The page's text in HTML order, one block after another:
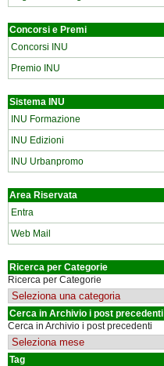
Concorsi e Premi
Concorsi INU
Premio INU
Sistema INU
INU Formazione
INU Edizioni
INU Urbanpromo
Area Riservata
Entra
Web Mail
Ricerca per Categorie
Ricerca per Categorie
Cerca in Archivio i post precedenti
Cerca in Archivio i post precedenti
Tag